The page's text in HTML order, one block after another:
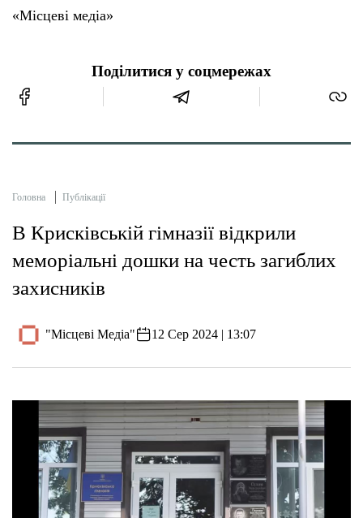
«Місцеві медіа»
Поділитися у соцмережах
Головна Публікації
В Крисківській гімназії відкрили
меморіальні дошки на честь загиблих
захисників
"Місцеві Медіа" 12 Сер 2024 | 13:07